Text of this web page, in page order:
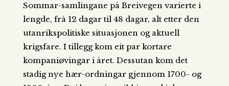
Sommar-samlingane på Breivegen varierte i
lengde, frå 12 dagar til 48 dagar, alt etter den
utanrikspolitiske situasjonen og aktuell
krigsfare. I tillegg kom eit par kortare
kompaniøvingar i året. Dessutan kom det
stadig nye hær-ordningar gjennom 1700- og